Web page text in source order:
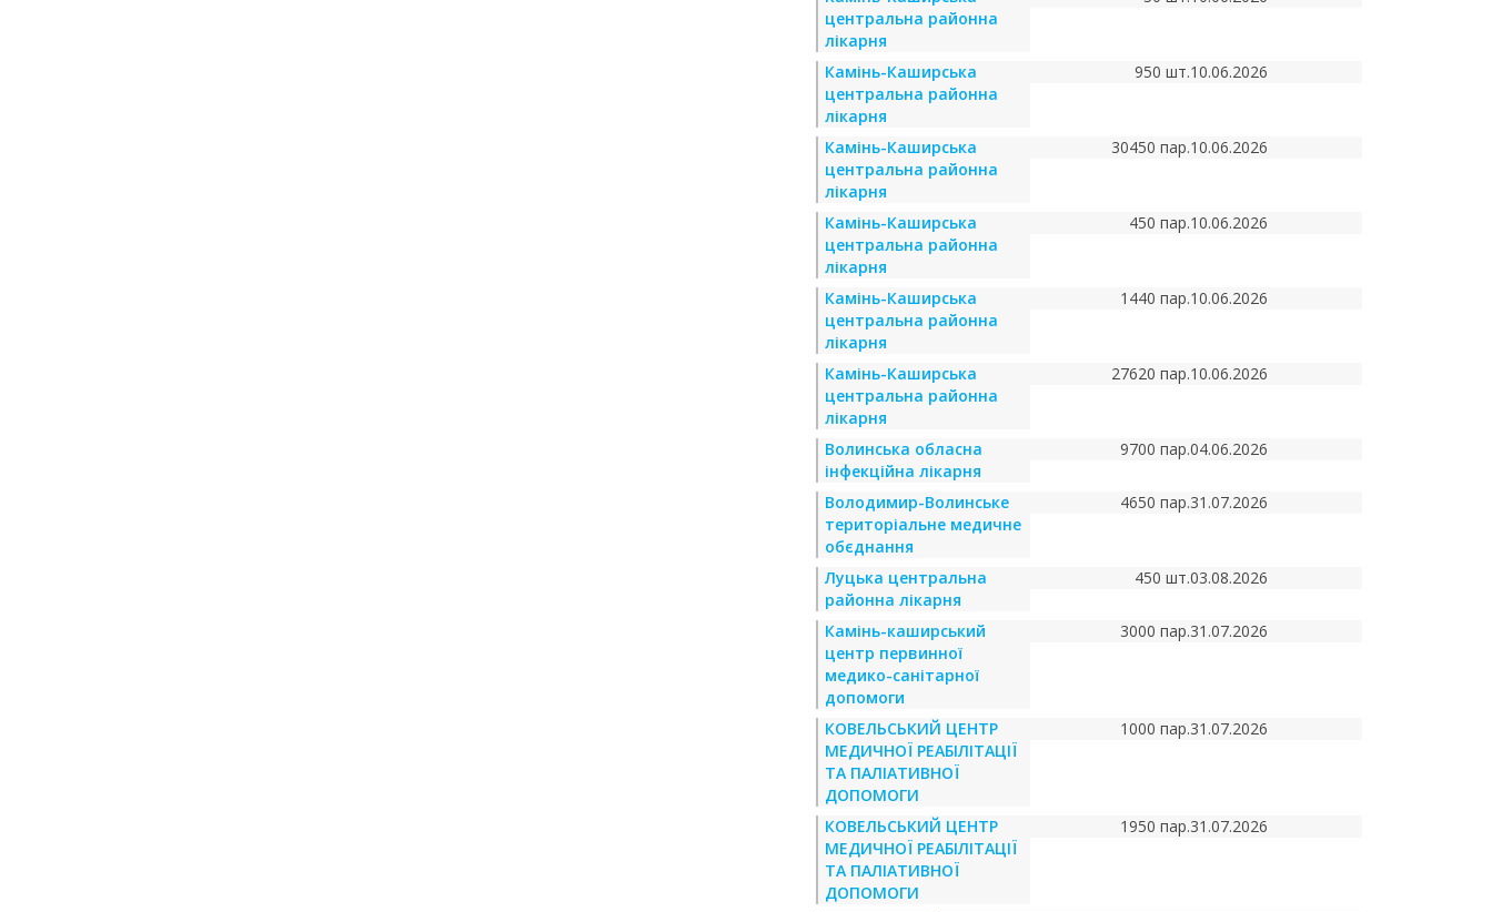
центральна районна
лікарня
Камінь-Каширська
центральна районна
лікарня
950 шт.10.06.2026
Камінь-Каширська
центральна районна
лікарня
30450 пар.10.06.2026
Камінь-Каширська
центральна районна
лікарня
450 пар.10.06.2026
Камінь-Каширська
центральна районна
лікарня
1440 пар.10.06.2026
Камінь-Каширська
центральна районна
лікарня
27620 пар.10.06.2026
Волинська обласна
інфекційна лікарня
9700 пар.04.06.2026
Володимир-Волинське
територіальне медичне
обєднання
4650 пар.31.07.2026
Луцька центральна
районна лікарня
450 шт.03.08.2026
Камінь-каширський
центр первинної
медико-санітарної
допомоги
3000 пар.31.07.2026
КОВЕЛЬСЬКИЙ ЦЕНТР
МЕДИЧНОЇ РЕАБІЛІТАЦІЇ
ТА ПАЛІАТИВНОЇ
ДОПОМОГИ
1000 пар.31.07.2026
КОВЕЛЬСЬКИЙ ЦЕНТР
МЕДИЧНОЇ РЕАБІЛІТАЦІЇ
ТА ПАЛІАТИВНОЇ
ДОПОМОГИ
1950 пар.31.07.2026